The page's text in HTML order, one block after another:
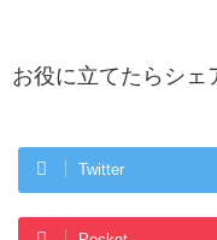
お役に立てたらシェ
Twitter